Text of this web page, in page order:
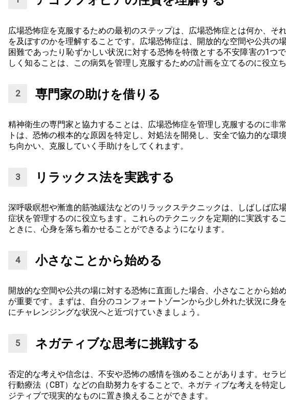
広場恐怖症を克服するための最初のステップは、広場恐怖症とは何か、そ
を及ぼすのかを理解することです。広場恐怖症は、開放的な空間や公共の
困難であったり恥ずかしい状況に対する恐怖を特徴とする不安障害の1つ
しく知ることは、この病気を管理し克服するための計画を立てるのに役立ち
専門家の助けを借りる
精神衛生の専門家と協力することは、広場恐怖症を管理し克服するのに非
トは、恐怖の根本的な原因を特定し、対処法を開発し、安全で協力的な環
ち向かい、克服していく手助けをしてくれます。
リラックス法を実践する
深呼吸瞑想や漸進的筋弛緩法などのリラックステクニックは、しばしば広
症状を管理するのに役立ちます。これらのテクニックを定期的に実践する
ときに、心身を落ち着かせることができるようになります。
小さなことから始める
開放的な空間や公共の場に対する恐怖に直面した場合、小さなことから始
が重要です。まずは、自分のコンフォートゾーンから少し外れた状況に身
にチャレンジングな状況へと近づけていきましょう。
ネガティブな思考に挑戦する
否定的な考えや信念は、不安や恐怖の感情を強めることがあります。セラ
行動療法（CBT）などの自助努力をすることで、ネガティブな考えを特定
ジティブで現実的なものに置き換えることができます。